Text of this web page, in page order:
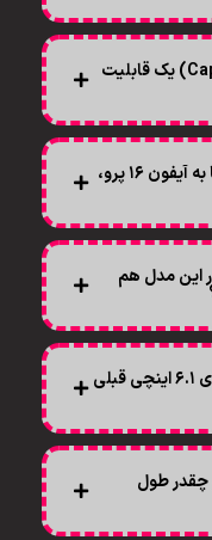
۵. دکمه‌ی جدید کپچر (Capture Button) یک قابلیت
۶. من آیفون ۱۳ یا ۱۴ پرو دارم. آیا ارتقا به آیفون ۱۶ پرو،
این مدل هم
۸. نمایشگر ۶.۳ اینچی چقدر از مدل‌های ۶.۱ اینچی قبلی
چقدر طول